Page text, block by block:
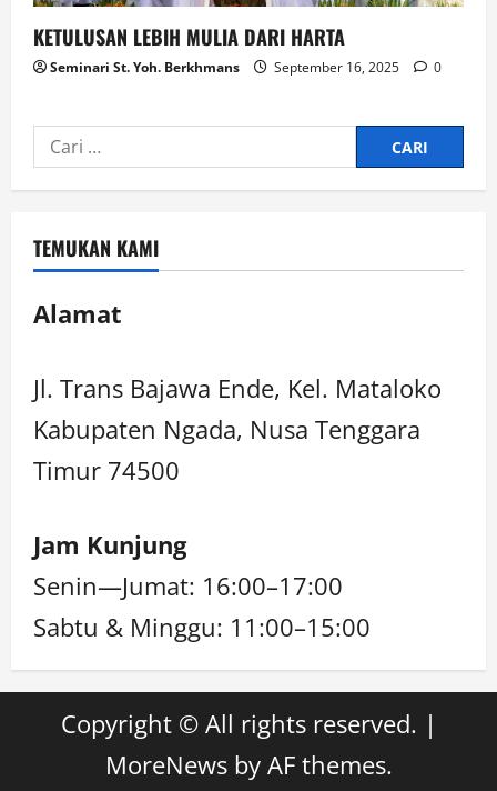
KETULUSAN LEBIH MULIA DARI HARTA
Seminari St. Yoh. Berkhmans September 16, 2025 0
TEMUKAN KAMI
Alamat
Jl. Trans Bajawa Ende, Kel. Mataloko
Kabupaten Ngada, Nusa Tenggara
Timur 74500
Jam Kunjung
Senin—Jumat: 16:00–17:00
Sabtu & Minggu: 11:00–15:00
Copyright © All rights reserved. |
MoreNewsby AF themes.